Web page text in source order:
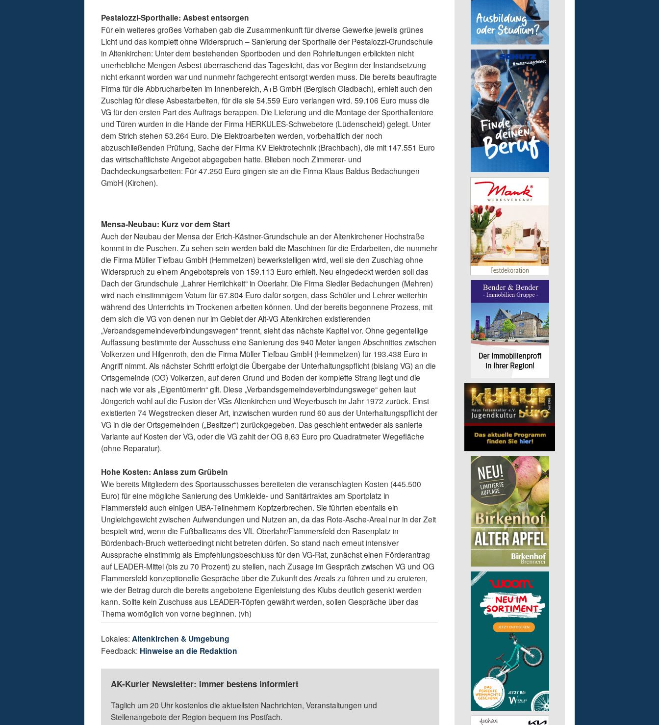
Pestalozzi-Sporthalle: Asbest entsorgen
Für ein weiteres großes Vorhaben gab die Zusammenkunft für diverse Gewerke jeweils grünes
Licht und das komplett ohne Widerspruch – Sanierung der Sporthalle der Pestalozzi-Grundschule
in Altenkirchen: Unter dem bestehenden Sportboden und den Rohrleitungen erblickten nicht
unerhebliche Mengen Asbest überraschend das Tageslicht, das vor Beginn der Instandsetzung
nicht erkannt worden war und nunmehr fachgerecht entsorgt werden muss. Die bereits beauftragte
Firma für die Abbrucharbeiten im Innenbereich, A+B GmbH (Bergisch Gladbach), erhielt auch den
Zuschlag für diese Asbestarbeiten, für die sie 54.559 Euro verlangen wird. 59.106 Euro muss die
VG für den ersten Part des Auftrags berappen. Die Lieferung und die Montage der Sporthallentore
und Türen wurden in die Hände der Firma HERKULES-Schwebetore (Lüdenscheid) gelegt. Unter
dem Strich stehen 53.264 Euro. Die Elektroarbeiten werden, vorbehaltlich der noch
abzuschließenden Prüfung, Sache der Firma KV Elektrotechnik (Brachbach), die mit 147.551 Euro
das wirtschaftlichste Angebot abgegeben hatte. Blieben noch Zimmerer- und
Dachdeckungsarbeiten: Für 47.250 Euro gingen sie an die Firma Klaus Baldus Bedachungen
GmbH (Kirchen).
Mensa-Neubau: Kurz vor dem Start
Auch der Neubau der Mensa der Erich-Kästner-Grundschule an der Altenkirchener Hochstraße
kommt in die Puschen. Zu sehen sein werden bald die Maschinen für die Erdarbeiten, die nunmehr
die Firma Müller Tiefbau GmbH (Hemmelzen) bewerkstelligen wird, weil sie den Zuschlag ohne
Widerspruch zu einem Angebotspreis von 159.113 Euro erhielt. Neu eingedeckt werden soll das
Dach der Grundschule „Lahrer Herrlichkeit“ in Oberlahr. Die Firma Siedler Bedachungen (Mehren)
wird nach einstimmigem Votum für 67.804 Euro dafür sorgen, dass Schüler und Lehrer weiterhin
während des Unterrichts im Trockenen arbeiten können. Und der bereits begonnene Prozess, mit
dem sich die VG von denen nur im Gebiet der Alt-VG Altenkirchen existierenden
„Verbandsgemeindeverbindungswegen“ trennt, sieht das nächste Kapitel vor. Ohne gegenteilige
Auffassung bestimmte der Ausschuss eine Sanierung des 940 Meter langen Abschnittes zwischen
Volkerzen und Hilgenroth, den die Firma Müller Tiefbau GmbH (Hemmelzen) für 193.438 Euro in
Angriff nimmt. Als nächster Schritt erfolgt die Übergabe der Unterhaltungspflicht (bislang VG) an die
Ortsgemeinde (OG) Volkerzen, auf deren Grund und Boden der komplette Strang liegt und die
nach wie vor als „Eigentümerin“ gilt. Diese „Verbandsgemeindeverbindungswege“ gehen laut
Jüngerich wohl auf die Fusion der VGs Altenkirchen und Weyerbusch im Jahr 1972 zurück. Einst
existierten 74 Wegstrecken dieser Art, inzwischen wurden rund 60 aus der Unterhaltungspflicht der
VG in die der Ortsgemeinden („Besitzer“) zurückgegeben. Das geschieht entweder als sanierte
Variante auf Kosten der VG, oder die VG zahlt der OG 8,63 Euro pro Quadratmeter Wegefläche
(ohne Reparatur).
Hohe Kosten: Anlass zum Grübeln
Wie bereits Mitgliedern des Sportausschusses bereiteten die veranschlagten Kosten (445.500
Euro) für eine mögliche Sanierung des Umkleide- und Sanitärtraktes am Sportplatz in
Flammersfeld auch einigen UBA-Teilnehmern Kopfzerbrechen. Sie führten ebenfalls ein
Ungleichgewicht zwischen Aufwendungen und Nutzen an, da das Rote-Asche-Areal nur in der Zeit
bespielt wird, wenn die Fußballteams des VfL Oberlahr/Flammersfeld den Rasenplatz in
Bürdenbach-Bruch wetterbedingt nicht betreten dürfen. So stand nach erneut intensiver
Aussprache einstimmig als Empfehlungsbeschluss für den VG-Rat, zunächst einen Förderantrag
auf LEADER-Mittel (bis zu 70 Prozent) zu stellen, nach Zusage im Gespräch zwischen VG und OG
Flammersfeld konzeptionelle Gespräche über die Zukunft des Areals zu führen und zu eruieren,
wie der Betrag durch die bereits angebotene Eigenleistung des Klubs deutlich gesenkt werden
kann. Sollte kein Zuschuss aus LEADER-Töpfen gewährt werden, sollen Gespräche über das
Thema womöglich von vorne beginnen. (vh)
Lokales:Altenkirchen & Umgebung
Feedback: Hinweise an die Redaktion
AK-Kurier Newsletter: Immer bestens informiert
Täglich um 20 Uhr kostenlos die aktuellsten Nachrichten, Veranstaltungen und
Stellenangebote der Region bequem ins Postfach.